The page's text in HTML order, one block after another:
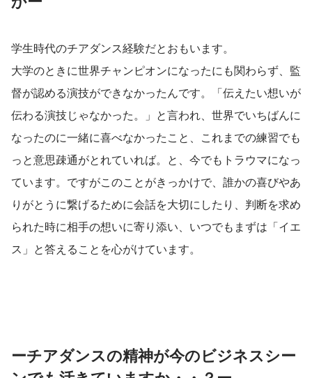
学生時代のチアダンス経験だとおもいます。
大学のときに世界チャンピオンになったにも関わらず、監
督が認める演技ができなかったんです。「伝えたい想いが
伝わる演技じゃなかった。」と言われ、世界でいちばんに
なったのに一緒に喜べなかったこと、これまでの練習でも
っと意思疎通がとれていれば。と、今でもトラウマになっ
ています。ですがこのことがきっかけで、誰かの喜びやあ
りがとうに繋げるために会話を大切にしたり、判断を求め
られた時に相手の想いに寄り添い、いつでもまずは「イエ
ス」と答えることを心がけています。
ーチアダンスの精神が今のビジネスシー